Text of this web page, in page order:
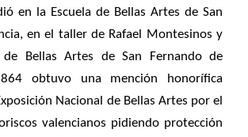
en la Escuela de Bellas Artes de San
en el taller de Rafael Montesinos y
Bellas Artes de San Fernando de
obtuvo una mención honorífica
Nacional de Bellas Artes por el
valencianos pidiendo protección